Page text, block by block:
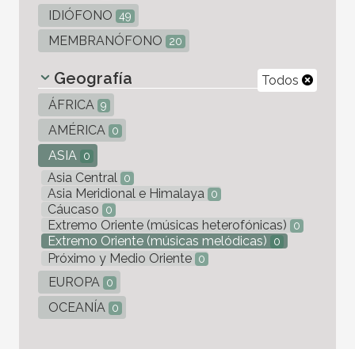
IDIÓFONO 49
MEMBRANÓFONO 20
Todos
Geografía
ÁFRICA 9
AMÉRICA 0
ASIA 0
Asia Central 0
Asia Meridional e Himalaya 0
Cáucaso 0
Extremo Oriente (músicas heterofónicas) 0
Extremo Oriente (músicas melódicas) 0
Próximo y Medio Oriente 0
EUROPA 0
OCEANÍA 0